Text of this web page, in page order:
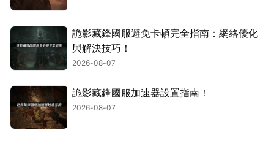
詭影藏鋒國服避免卡頓完全指南：網絡優化
與解決技巧！
2026-08-07
詭影藏鋒國服加速器設置指南！
2026-08-07